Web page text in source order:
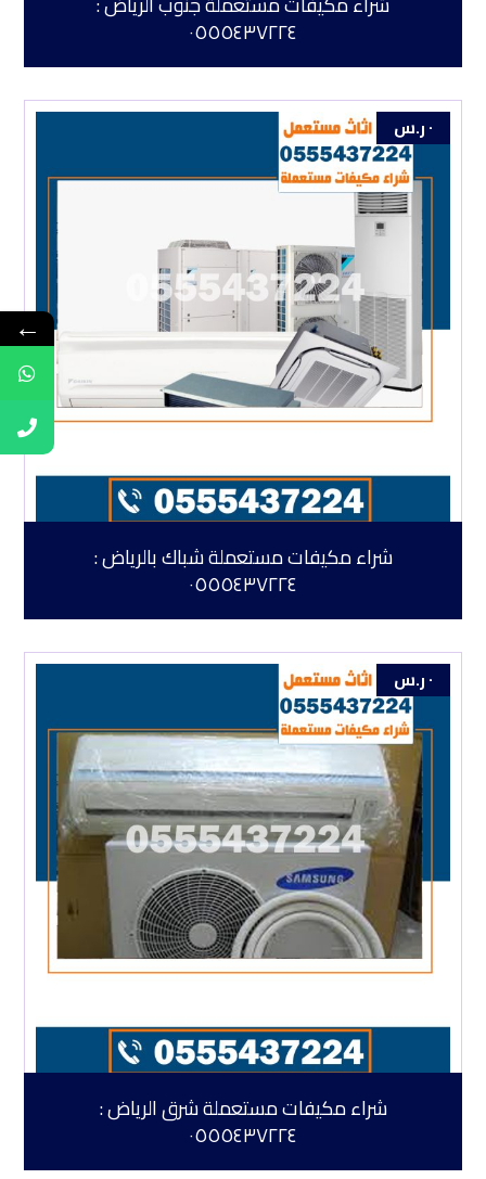
٠٥٥٥٤٣٧٢٢٤
شراء مكيفات مستعملة شباك بالرياض :
٠٥٥٥٤٣٧٢٢٤
٠ر.س
شراء مكيفات مستعملة شرق الرياض :
٠٥٥٥٤٣٧٢٢٤
٠ر.س
←